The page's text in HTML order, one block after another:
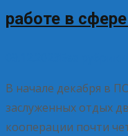
работе в
В начале декабря в
заслуженных отдых
кооперации почти